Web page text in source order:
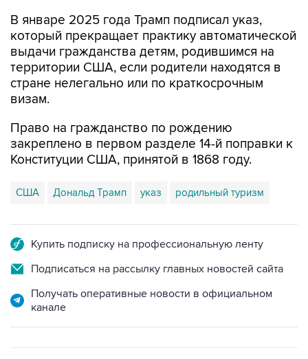
В январе 2025 года Трамп подписал указ,
который прекращает практику автоматической
выдачи гражданства детям, родившимся на
территории США, если родители находятся в
стране нелегально или по краткосрочным
визам.
Право на гражданство по рождению
закреплено в первом разделе 14-й поправки к
Конституции США, принятой в 1868 году.
США Дональд Трамп указ родильный туризм
Купить подписку на профессиональную ленту
Подписаться на рассылку главных новостей сайта
Получать оперативные новости в официальном
канале